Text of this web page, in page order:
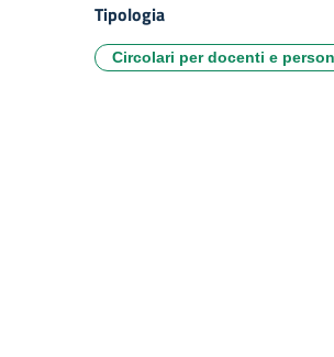
Tipologia
Circolari per docenti e